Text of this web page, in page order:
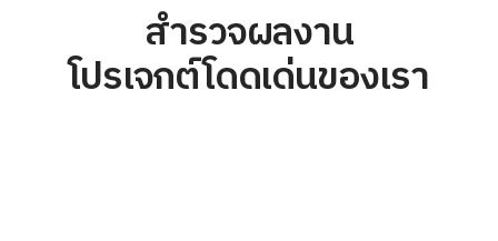
สำรวจผลงาน
โปรเจกต์โดดเด่นของเรา